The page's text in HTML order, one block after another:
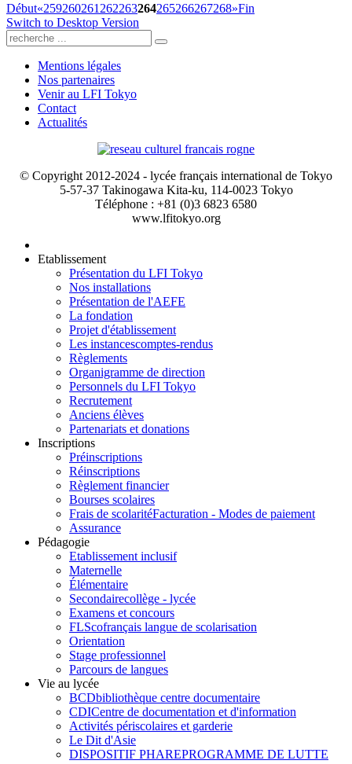
Début«259260261 262263264265266267268»Fin
Switch to Desktop Version
Mentions légales
Nos partenaires
Venir au LFI Tokyo
Contact
Actualités
© Copyright 2012-2024 - lycée français international de Tokyo
5-57-37 Takinogawa Kita-ku, 114-0023 Tokyo
Téléphone : +81 (0)3 6823 6580
www.lfitokyo.org
Etablissement
Présentation du LFI Tokyo
Nos installations
Présentation de l'AEFE
La fondation
Projet d'établissement
Les instancescomptes-rendus
Règlements
Organigramme de direction
Personnels du LFI Tokyo
Recrutement
Anciens élèves
Partenariats et donations
Inscriptions
Préinscriptions
Réinscriptions
Règlement financier
Bourses scolaires
Frais de scolaritéFacturation - Modes de paiement
Assurance
Pédagogie
Etablissement inclusif
Maternelle
Élémentaire
Secondairecollège - lycée
Examens et concours
FLScofrançais langue de scolarisation
Orientation
Stage professionnel
Parcours de langues
Vie au lycée
BCDbibliothèque centre documentaire
CDICentre de documentation et d'information
Activités périscolaires et garderie
Le Dit d'Asie
DISPOSITIF PHAREPROGRAMME DE LUTTE